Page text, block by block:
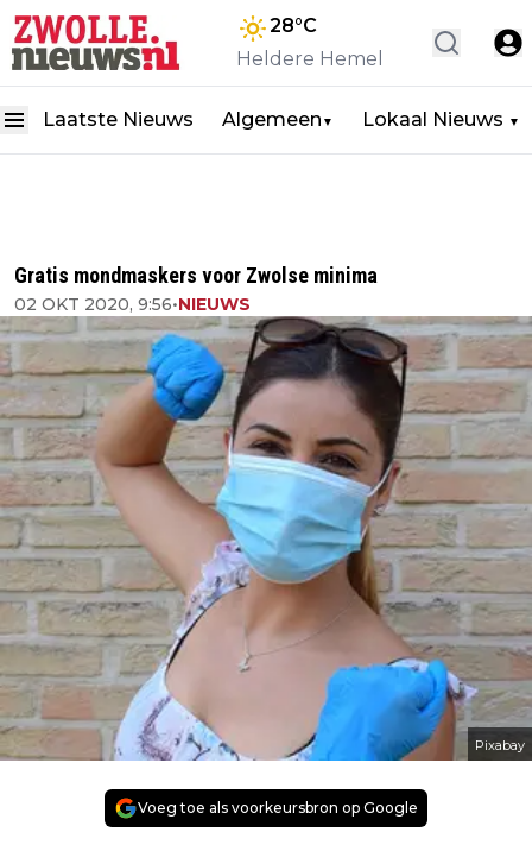
28°C
Heldere Hemel
Laatste Nieuws Algemeen ▼ Lokaal Nieuws ▼
Gratis mondmaskers voor Zwolse minima
02 OKT 2020, 9:56•NIEUWS
Pixabay
Voeg toe als voorkeursbron op Google